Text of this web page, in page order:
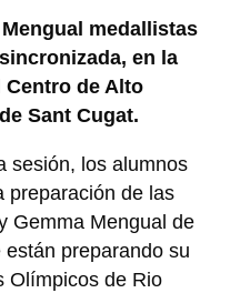
medallistas
en la
de Alto
Sant Cugat.
sesión, los alumnos
preparación de las
Gemma Mengual de
preparando su
Olímpicos de Rio